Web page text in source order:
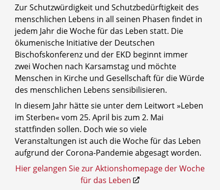
Zur Schutzwürdigkeit und Schutzbedürftigkeit des
menschlichen Lebens in all seinen Phasen findet in
jedem Jahr die Woche für das Leben statt. Die
ökumenische Initiative der Deutschen
Bischofskonferenz und der EKD beginnt immer
zwei Wochen nach Karsamstag und möchte
Menschen in Kirche und Gesellschaft für die Würde
des menschlichen Lebens sensibilisieren.
In diesem Jahr hätte sie unter dem Leitwort »Leben
im Sterben« vom 25. April bis zum 2. Mai
stattfinden sollen. Doch wie so viele
Veranstaltungen ist auch die Woche für das Leben
aufgrund der Corona-Pandemie abgesagt worden.
Hier gelangen Sie zur Aktionshomepage der Woche
für das Leben